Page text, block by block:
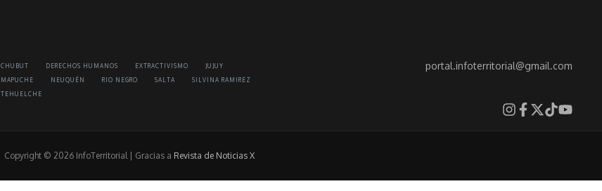
CHUBUT DERECHOS HUMANOS EXTRACTIVISMO
JUJUY
MAPUCHE
NEUQUÉN RIO NEGRO SALTA
SILVINA RAMIREZ
TEHUELCHE
portal.infoterritorial@gmail.com
Copyright © 2026 InfoTerritorial | Gracias a Revista de Noticias X